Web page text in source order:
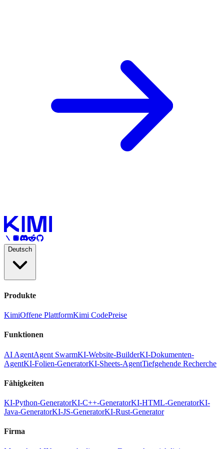
Deutsch
Produkte
KimiOffene PlattformKimi CodePreise
Funktionen
AI AgentAgent SwarmKI-Website-BuilderKI-Dokumenten-
AgentKI-Folien-GeneratorKI-Sheets-AgentTiefgehende Recherche
Fähigkeiten
KI-Python-GeneratorKI-C++-GeneratorKI-HTML-GeneratorKI-
Java-GeneratorKI-JS-GeneratorKI-Rust-Generator
Firma